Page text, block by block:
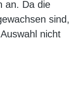
an. Da die
sind,
nicht